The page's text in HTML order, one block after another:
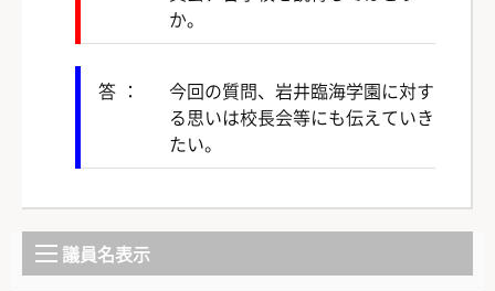
か。
答：
今回の質問、岩井臨海学園に対す
る思いは校長会等にも伝えていき
たい。
議員名表示